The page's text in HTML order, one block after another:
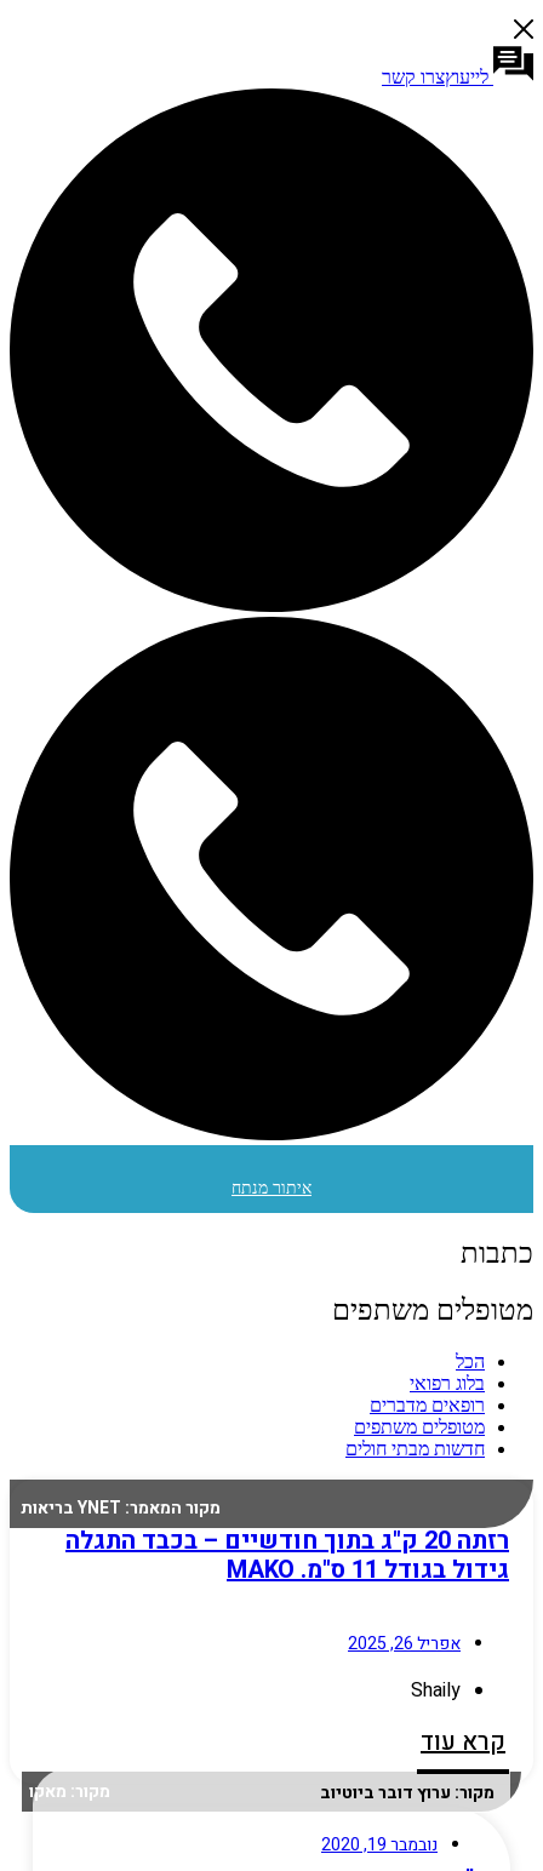
לייעוץצרו קשר
איתור מנתח
כתבות
מטופלים משתפים​
הכל
בלוג רפואי
רופאים מדברים
מטופלים משתפים
חדשות מבתי חולים
מקור המאמר: YNET בריאות
רזתה 20 ק"ג בתוך חודשיים – בכבד התגלה
גידול בגודל 11 ס"מ. MAKO
אפריל 26, 2025
Shaily
קרא עוד
מקור: מאקו מקור: ערוץ דובר ביוטיוב
נובמבר 19, 2020